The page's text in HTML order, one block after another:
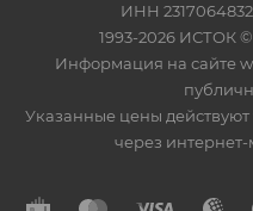
ИНН 2317064832
1993-2026 ИСТОК
Информация на сайте
Указанные цены
через